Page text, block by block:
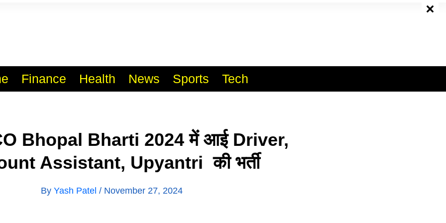
Finance Health News Sports Tech
Bhopal Bharti 2024 में आई Driver,
Assistant, Upyantri की भर्ती
By Yash Patel / November 27, 2024